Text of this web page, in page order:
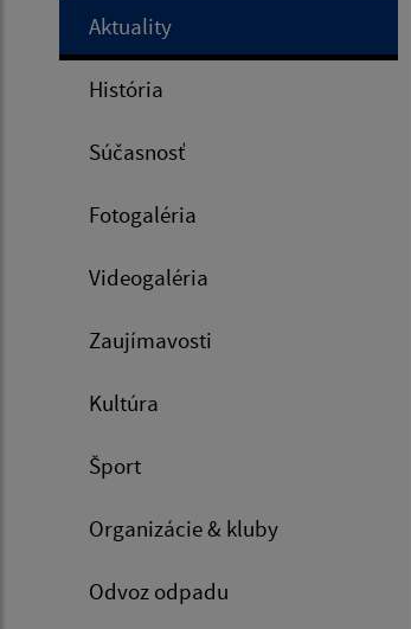
Aktuality
História
Súčasnosť
Fotogaléria
Videogaléria
Zaujímavosti
Kultúra
Šport
Organizácie & kluby
Odvoz odpadu